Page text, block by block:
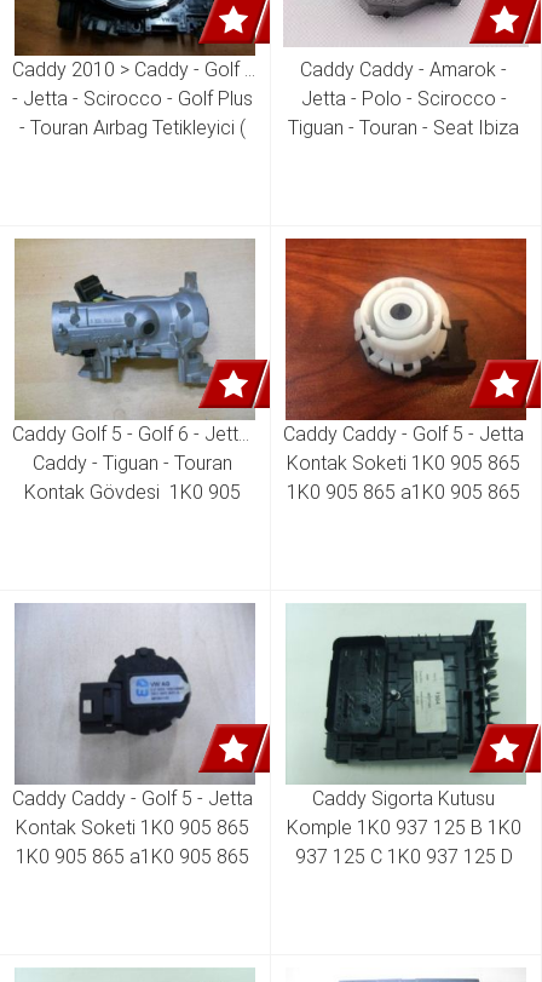
Caddy 2010 > Caddy - Golf 6
- Jetta - Scirocco - Golf Plus
- Touran Aırbag Tetikleyici (
Caddy Caddy - Amarok -
Jetta - Polo - Scirocco -
Tiguan - Touran - Seat Ibiza
Caddy Golf 5 - Golf 6 - Jetta-
Caddy - Tiguan - Touran
Kontak Gövdesi  1K0 905
Caddy Caddy - Golf 5 - Jetta
Kontak Soketi 1K0 905 865
1K0 905 865 a1K0 905 865
Caddy Caddy - Golf 5 - Jetta
Kontak Soketi 1K0 905 865
1K0 905 865 a1K0 905 865
Caddy Sigorta Kutusu
Komple 1K0 937 125 B 1K0
937 125 C 1K0 937 125 D